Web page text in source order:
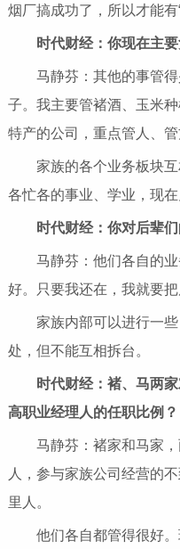
烟厂搞成功了，所以才能有
时代财经：你现在主
马静芬：其他的事管
子。我主要管褚酒、玉米
特产的公司，重点管人、管
家族的各个业务板块
各忙各的事业、学业，现在
时代财经：你对后辈
马静芬：他们各自的
好。只要我还在，我就要把
家族内部可以进行一
处，但不能互相拆台。
时代财经：褚、马两
高职业经理人的任职比例？
马静芬：褚家和马家
人，参与家族公司经营的
里人。
他们各自都管得很好